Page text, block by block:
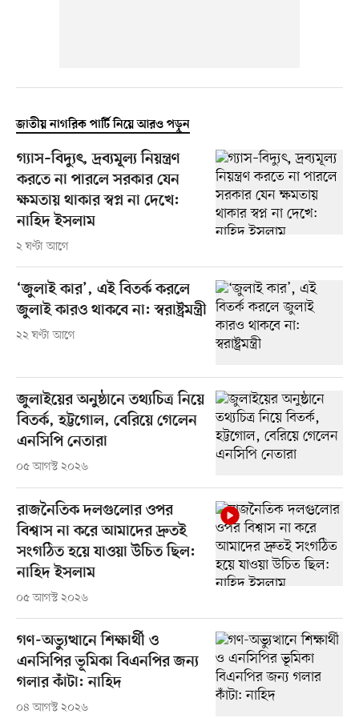
জাতীয় নাগরিক পার্টি নিয়ে আরও পড়ুন
গ্যাস–বিদ্যুৎ, দ্রব্যমূল্য নিয়ন্ত্রণ
করতে না পারলে সরকার যেন
ক্ষমতায় থাকার স্বপ্ন না দেখে:
নাহিদ ইসলাম
২ ঘণ্টা আগে
‘জুলাই কার’, এই বিতর্ক করলে
জুলাই কারও থাকবে না: স্বরাষ্ট্রমন্ত্রী
২২ ঘণ্টা আগে
জুলাইয়ের অনুষ্ঠানে তথ্যচিত্র নিয়ে
বিতর্ক, হট্টগোল, বেরিয়ে গেলেন
এনসিপি নেতারা
০৫ আগস্ট ২০২৬
রাজনৈতিক দলগুলোর ওপর
বিশ্বাস না করে আমাদের দ্রুতই
সংগঠিত হয়ে যাওয়া উচিত ছিল:
নাহিদ ইসলাম
০৫ আগস্ট ২০২৬
গণ-অভ্যুত্থানে শিক্ষার্থী ও
এনসিপির ভূমিকা বিএনপির জন্য
গলার কাঁটা: নাহিদ
০৪ আগস্ট ২০২৬